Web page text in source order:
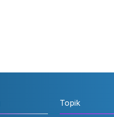
Topik